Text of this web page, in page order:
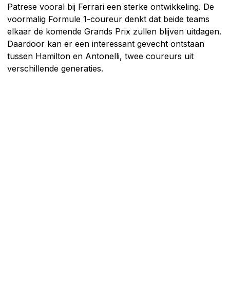
Patrese vooral bij Ferrari een sterke ontwikkeling. De
voormalig Formule 1-coureur denkt dat beide teams
elkaar de komende Grands Prix zullen blijven uitdagen.
Daardoor kan er een interessant gevecht ontstaan
tussen Hamilton en Antonelli, twee coureurs uit
verschillende generaties.